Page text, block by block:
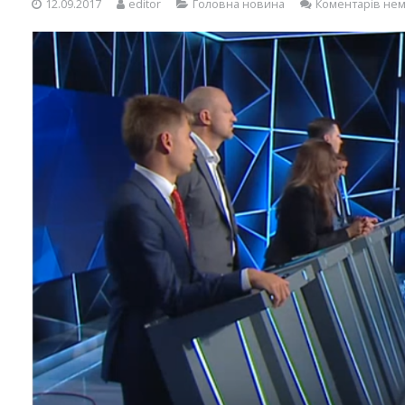
12.09.2017 editor Головна новина Коментарів